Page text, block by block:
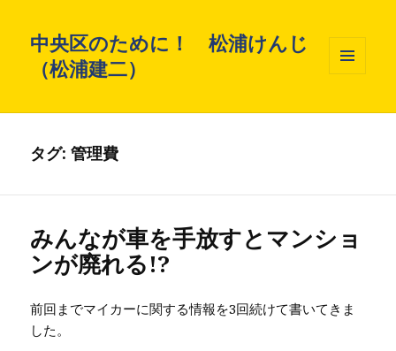
中央区のために！ 松浦けんじ
（松浦建二）
ィジェ
タグ: 管理費
みんなが車を手放すとマンショ
ンが廃れる!?
前回までマイカーに関する情報を3回続けて書いてきま
した。